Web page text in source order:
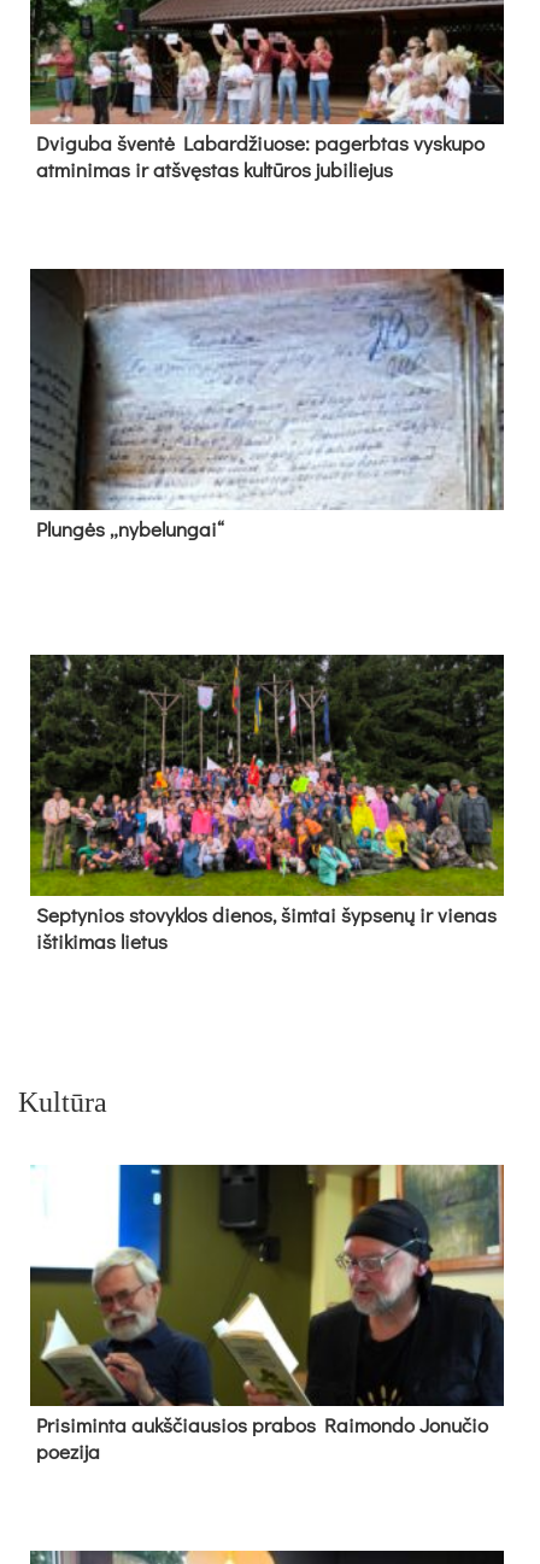
Dvi­gu­ba šven­tė La­bar­džiuo­se: pa­gerb­tas vys­ku­po
at­mi­ni­mas ir at­švęs­tas kul­tū­ros ju­bi­lie­jus
Plun­gės „ny­be­lun­gai“
Sep­ty­nios sto­vyk­los die­nos, šim­tai šyp­se­nų ir vie­nas
iš­ti­ki­mas lie­tus
Kultūra
Pri­si­min­ta aukš­čiau­sios pra­bos Rai­mon­do Jo­nu­čio
poe­zi­ja